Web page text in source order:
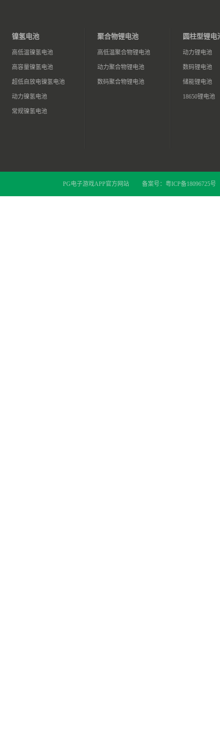
镍氢电池
高低温镍氢电池
高容量镍氢电池
超低自放电镍氢电池
动力镍氢电池
常规镍氢电池
聚合物锂电池
高低温聚合物锂电池
动力聚合物锂电池
数码聚合物锂电池
圆柱型锂电
动力锂电池
数码锂电池
储能锂电池
18650锂电池
PG电子游戏APP官方网站 备案号： 粤ICP备18096725号